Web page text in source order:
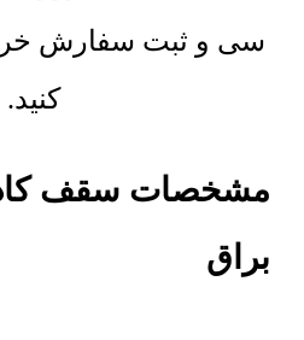
سی و ثبت سفارش
کنید.
براق